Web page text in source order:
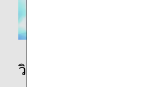
วิดีโอสาธิตการลงจากเค